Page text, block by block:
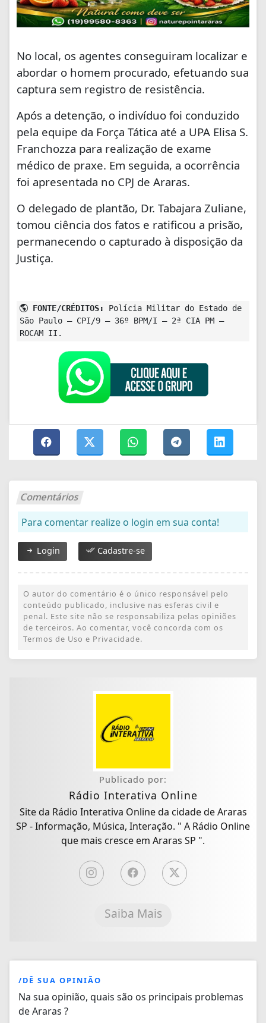
No local, os agentes conseguiram localizar e
abordar o homem procurado, efetuando sua
captura sem registro de resistência.
Após a detenção, o indivíduo foi conduzido
pela equipe da Força Tática até a UPA Elisa S.
Franchozza para realização de exame
médico de praxe. Em seguida, a ocorrência
foi apresentada no CPJ de Araras.
O delegado de plantão, Dr. Tabajara Zuliane,
tomou ciência dos fatos e ratificou a prisão,
permanecendo o capturado à disposição da
Justiça.
FONTE/CRÉDITOS:
Polícia Militar do Estado de
São Paulo – CPI/9 – 36º BPM/I – 2ª CIA PM –
ROCAM II.
Comentários
Para comentar realize o login em sua conta!
Login Cadastre-se
O autor do comentário é o único responsável pelo
conteúdo publicado, inclusive nas esferas civil e
penal. Este site não se responsabiliza pelas opiniões
de terceiros. Ao comentar, você concorda com os
Termos de Uso e Privacidade.
Publicado por:
Rádio Interativa Online
Site da Rádio Interativa Online da cidade de Araras
SP - Informação, Música, Interação. " A Rádio Online
que mais cresce em Araras SP ".
Saiba Mais
/DÊ SUA OPINIÃO
Na sua opinião, quais são os principais problemas
de Araras ?